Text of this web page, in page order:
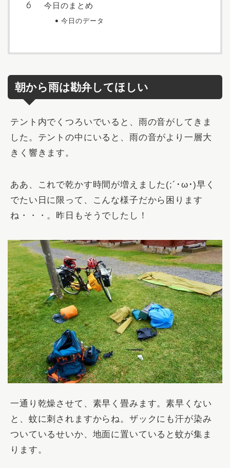
今日のまとめ
今日のデータ
朝から雨は勘弁してほしい
テント内でくつろいでいると、 雨の音がしてきま
した。テントの中にいると、雨の音がより一層大
きく響きます。
ああ、これで乾かす時間が増えました(;´･ω･)早く
でたい日に限って、こんな様子だから困ります
ね・・・。昨日もそうでしたし！
一通り乾燥させて、素早く畳みます。素早くない
と、蚊に刺されますからね。ザックにも汗が染み
ついているせいか、地面に置いていると蚊が集ま
ります。